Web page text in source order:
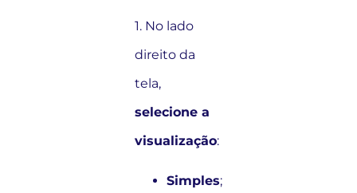
1. No lado
direito da
tela,
selecione a
visualização:
Simples;